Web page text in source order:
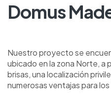
Domus
Nuestro proyecto se
ubicado en la zona Norte, a
brisas, una localización
numerosas ventajas para